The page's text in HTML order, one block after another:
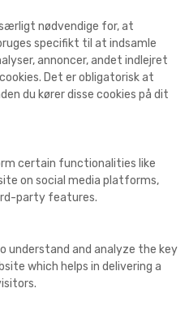
nødvendige for, at
specifikt til at indsamle
annoncer, andet indlejret
Det er obligatorisk at
du kører disse cookies på dit
certain functionalities like
on social media platforms,
party features.
understand and analyze the key
which helps in delivering a